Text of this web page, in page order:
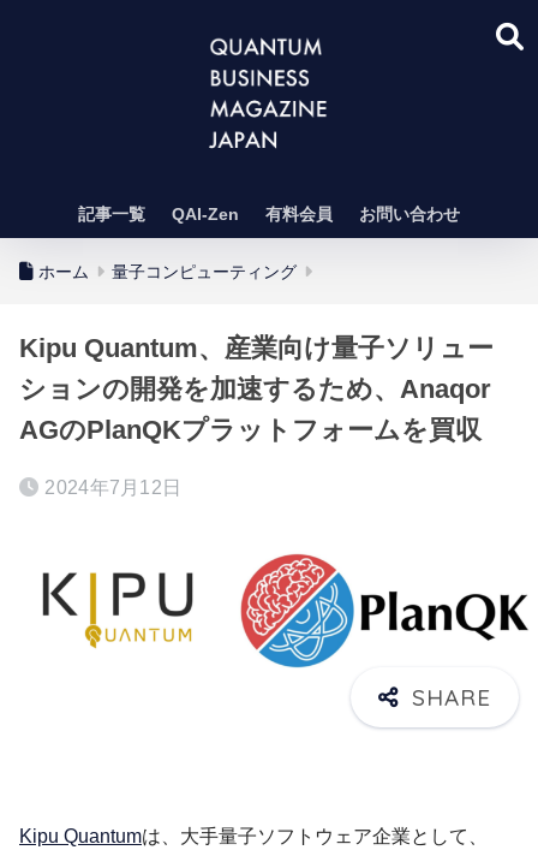
記事一覧 QAI-Zen 有料会員 お問い合わせ
ホーム 量子コンピューティング
Kipu Quantum、産業向け量子ソリュー
ションの開発を加速するため、Anaqor
AGのPlanQKプラットフォームを買収
2024年7月12日
Kipu Quantumは、大手量子ソフトウェア企業として、